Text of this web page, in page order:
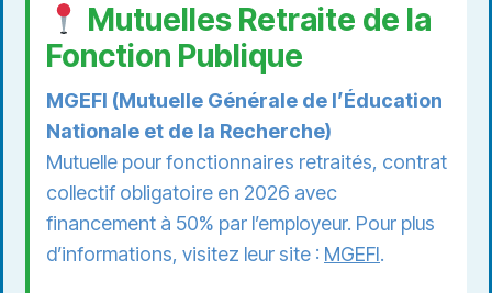
Mutuelles Retraite de la
Fonction Publique
MGEFI (Mutuelle Générale de l’Éducation
Nationale et de la Recherche)
Mutuelle pour fonctionnaires retraités, contrat
collectif obligatoire en 2026 avec
financement à 50% par l’employeur. Pour plus
d’informations, visitez leur site : MGEFI.